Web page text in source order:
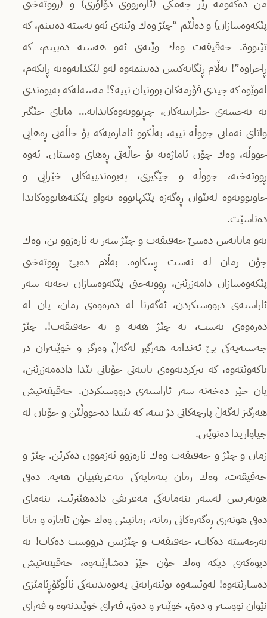
من دەكەومە ژێر چەمكی (ئارەزووی دۆلۆزی) و (رووتەختی
پێكەوەسازان) و دەڵێم “چێژ وەك وێنەی ئەو نەستە دەبینم، كە
تێنووەّ. حەقیقەت وەك وێنەی ئەو هەستە دەبینم، كە
ڕاخراوە”! بەڵام ڕێگایەكیش دەبینمەوە لەو لێكدانەوەیە ڕابكەم،
لەوێوە كە چیدی فۆرمەكان بوونیان نییە؟! مەسەلەكە پەیوەندی
بە نەخشەی خێرایییەكان، چڕبوونەوەكاندایە… مانای جێگیر
واتای نەمانی جووڵە نییە، بەڵكوو ئاماژەیەكە بۆ حاڵەتی ڕەهایی
جووڵە، وەك چۆن ئاماژەیە بۆ حاڵەتی ڕەهای وەستان. ئەوە
ڕووتەختە، جووڵە و جێگیری، پەیوەندییەكانی خێرایی و
خاوبوونەوە لەنێوان ڕەگەزە پێكهاتووە تەواو پێكنەهاتووەكاندا
دەناسێت.
بەو مانایەش دەشێ‌ حەقیقەت و چێژ سەر بە ئارەزوو بن، وەك
چۆن زمان لە نەست ڕسكاوە. بەڵام دەبێ‌ ڕووتەختی
پێكەوەسازان دامەزرێنن، ڕووتەختی پێكەوەسازان بخەنە سەر
ئاراستەی درووستكردن، ئەگەرنا لە دەرەوەی زمان، یان لە
دەرەوەی نەست، نە چێژ هەیە و نە حەقیقەت!. چێژ
جەستەیەكی بێ‌ ئەندامە هەرگیز لەگەڵ وەرگر و خوێنەران دژ
ناكەوێتەوە، كە بیركردنەوەی تایبەتی خۆیانی تێدا دادەمەزرێنن،
یان چێژ دەخەنە سەر ئاراستەی درووستكردن. حەقیقەتیش
هەرگیز لەگەڵ پارچەكانی دژ نییە، كە تێیدا دەجووڵێن و خۆیان لە
جیاوازیدا دەنوێنن.
زمان و چێژ و حەقیقەت وەك ئارەزوو ئەزموون دەكرێن. چێژ و
حەقیقەت، وەك زمان بنەمایەكی مەعریفییان هەیە. دەقی
هونەریش لەسەر بنەمایەكی مەعریفی دادەهێنرێت. بنەمای
دەقی هونەری ڕەگەزەكانی زمانە، زمانیش وەك چۆن ئاماژە و مانا
بەرجەستە دەكات، حەقیقەت و چێژیش درووست دەكات! بە
دیوەكەی دیكە وەك چۆن چێژ دەشارێتەوە، حەقیقەتیش
دەشارێتەوە! لەوێشەوە نوێنەرایەتی پەیوەندییەكی ئاڵوگۆڕئامێزی
نێوان نووسەر و دەق، خوێنەر و دەق، فەزای خوێندنەوە و فەزای